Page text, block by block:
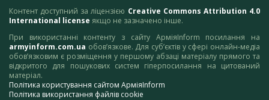
Контент доступний за ліцензією Creative Commons Attribution 4.0
International license якщо не зазначено інше.
При використанні контенту з сайту АрміяInform посилання на
armyinform.com.ua обов’язкове. Для суб’єктів у сфері онлайн-медіа
обов’язковим є розміщення у першому абзаці матеріалу прямого та
відкритого для пошукових систем гіперпосилання на цитований
матеріал.
Політика користування сайтом АрміяInform
Політика використання файлів cookie